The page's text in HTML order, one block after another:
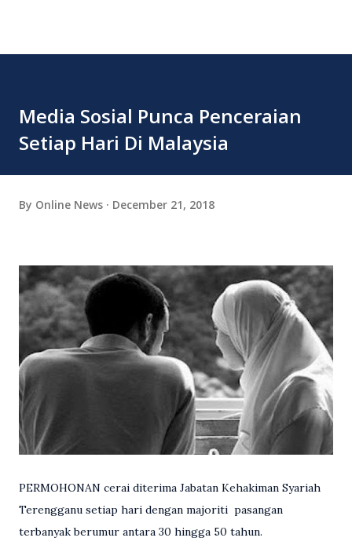
Media Sosial Punca Penceraian
Setiap Hari Di Malaysia
By Online News December 21, 2018
PERMOHONAN cerai diterima Jabatan Kehakiman Syariah
Terengganu setiap hari dengan majoriti pasangan
terbanyak berumur antara 30 hingga 50 tahun.